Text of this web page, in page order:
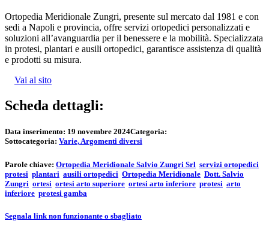
Ortopedia Meridionale Zungri, presente sul mercato dal 1981 e con
sedi a Napoli e provincia, offre servizi ortopedici personalizzati e
soluzioni all’avanguardia per il benessere e la mobilità. Specializzata
in protesi, plantari e ausili ortopedici, garantisce assistenza di qualità
e prodotti su misura.
Vai al sito
Scheda dettagli:
Data inserimento: 19 novembre 2024Categoria:
Sottocategoria: Varie, Argomenti diversi
Parole chiave: Ortopedia Meridionale Salvio Zungri Srl servizi ortopedici
protesi plantari ausili ortopedici Ortopedia Meridionale Dott. Salvio
Zungri ortesi ortesi arto superiore ortesi arto inferiore protesi arto
inferiore protesi gamba
Segnala link non funzionante o sbagliato